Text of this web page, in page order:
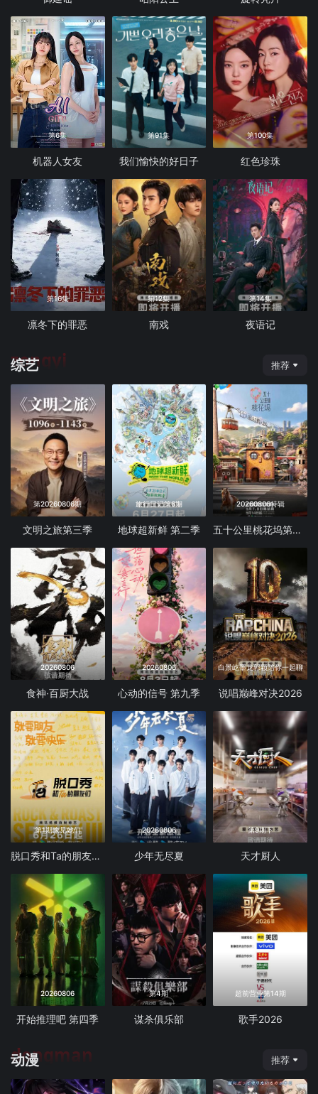
第6集
机器人女友
第91集
我们愉快的好日子
第100集
红色珍珠
第16集
凛冬下的罪恶
第12集
南戏
第14集
夜语记
综艺
zongyi 推荐
第20260806期
文明之旅第三季
旅行日记第6期
地球超新鲜 第二季
20260806特辑
五十公里桃花坞第6季
20260806
食神·百厨大战
20260806
心动的信号 第九季
白景屹墨龙郭颖陪你一起聊
说唱巅峰对决2026
第1期豫见她们
脱口秀和Ta的朋友们 第三季
20260806
少年无尽夏
第9期下
天才厨人
20260806
开始推理吧 第四季
第4期
谋杀俱乐部
超前营业第14期
歌手2026
动漫
dongman 推荐